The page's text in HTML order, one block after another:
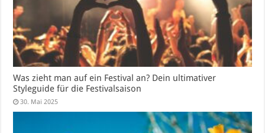
Was zieht man auf ein Festival an? Dein ultimativer
Styleguide für die Festivalsaison
30. Mai 2025